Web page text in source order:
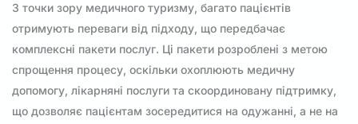
З точки зору медичного туризму, багато пацієнтів
отримують переваги від підходу, що передбачає
комплексні пакети послуг. Ці пакети розроблені з метою
спрощення процесу, оскільки охоплюють медичну
допомогу, лікарняні послуги та скоординовану підтримку,
що дозволяє пацієнтам зосередитися на одужанні, а не на